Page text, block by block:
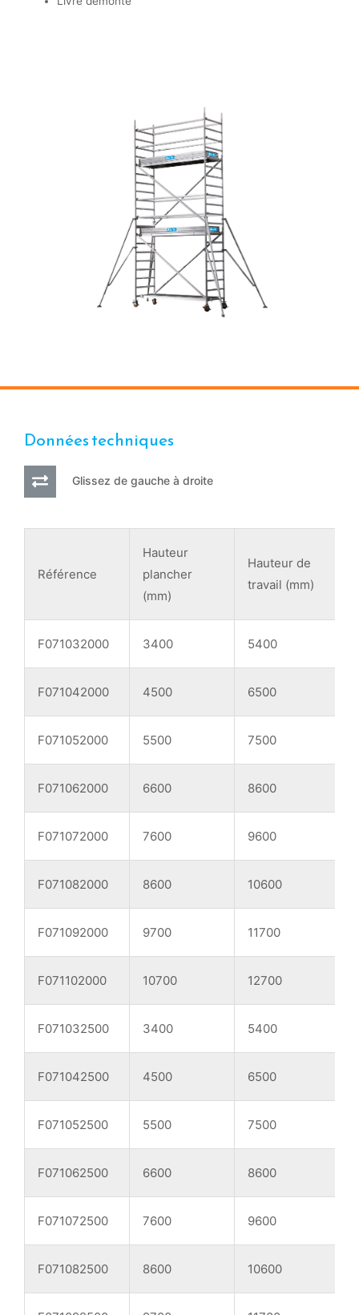
Données techniques
Glissez de gauche à droite
Référence
Hauteur
plancher
(mm)
Hauteur de
travail (mm)
F071032000 3400 5400
F071042000 4500 6500
F071052000 5500 7500
F071062000 6600 8600
F071072000 7600 9600
F071082000 8600 10600
F071092000 9700 11700
F071102000 10700 12700
F071032500 3400 5400
F071042500 4500 6500
F071052500 5500 7500
F071062500 6600 8600
F071072500 7600 9600
F071082500 8600 10600